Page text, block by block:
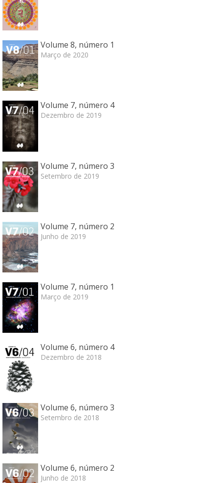
Volume 8, número 1
Março de 2020
Volume 7, número 4
Dezembro de 2019
Volume 7, número 3
Setembro de 2019
Volume 7, número 2
Junho de 2019
Volume 7, número 1
Março de 2019
Volume 6, número 4
Dezembro de 2018
Volume 6, número 3
Setembro de 2018
Volume 6, número 2
Junho de 2018